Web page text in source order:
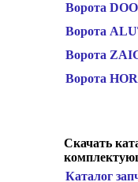
Ворота
Ворота
Ворота
Ворота
Скачать
Каталог